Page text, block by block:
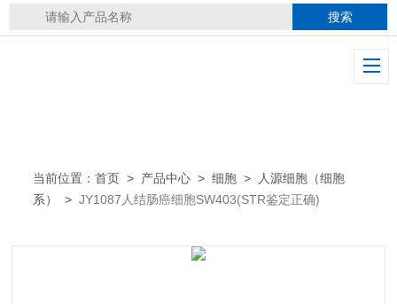
当前位置：首页 > 产品中心 >细胞 >
人源细胞（细胞
系）
>JY1087人结肠癌细胞SW403(STR鉴定正确)